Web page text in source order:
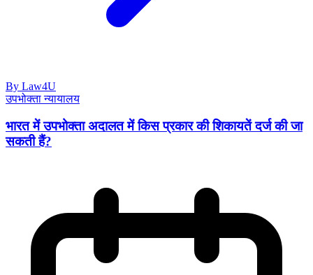
By Law4U
उपभोक्ता न्यायालय
भारत में उपभोक्ता अदालत में किस प्रकार की शिकायतें दर्ज की जा
सकती हैं?